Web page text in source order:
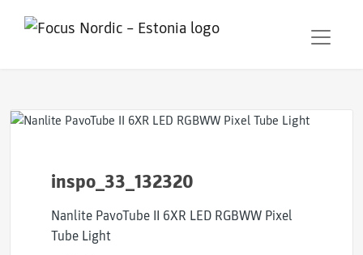
inspo_33_132320
Nanlite PavoTube II 6XR LED RGBWW Pixel
Tube Light